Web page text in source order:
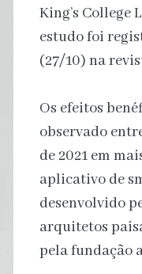
King’s College
estudo foi
(27/10) na
Os efeitos
observado
de 2021 em
aplicativo de
desenvolvido
arquitetos
pela fundação